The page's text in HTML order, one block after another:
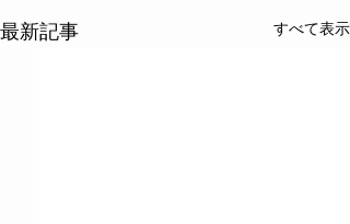
最新記事 すべて表示